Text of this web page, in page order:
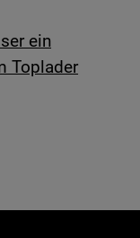
ein
Toplader